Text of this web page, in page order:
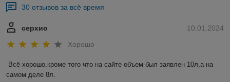
30 отзывов за всё время
10.01.2024
серхио
Хорошо
Всё хорошо,кроме того что на сайте объем был заявлен 10л,а на
самом деле 8л.